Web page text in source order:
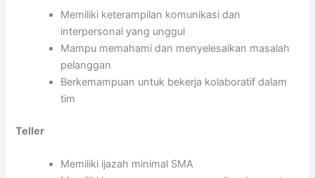
Memiliki keterampilan komunikasi dan
interpersonal yang unggul
Mampu memahami dan menyelesaikan masalah
pelanggan
Berkemampuan untuk bekerja kolaboratif dalam
tim
Teller
Memiliki ijazah minimal SMA